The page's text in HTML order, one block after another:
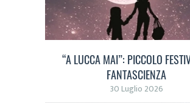
“A LUCCA MAI”: PICCOLO
FANTASCIENZA
30 Luglio 2026